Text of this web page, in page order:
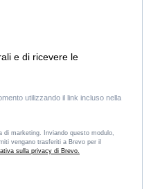
e di ricevere le
utilizzando il link incluso nella
marketing. Inviando questo modulo,
vengano trasferiti a Brevo per il
sulla privacy di Brevo.